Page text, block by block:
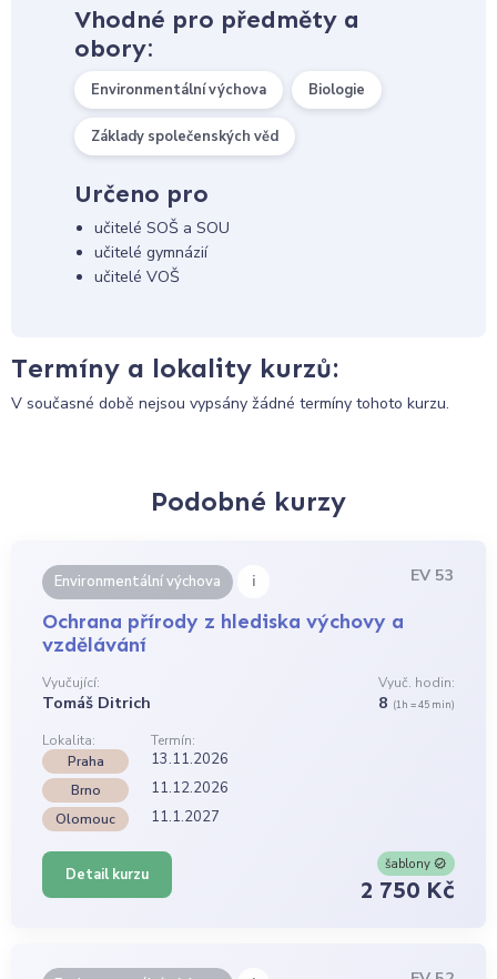
Vhodné pro předměty a
obory:
Environmentální výchova Biologie
Základy společenských věd
Určeno pro
učitelé SOŠ a SOU
učitelé gymnázií
učitelé VOŠ
Termíny a lokality kurzů:
V současné době nejsou vypsány žádné termíny tohoto kurzu.
Podobné kurzy
Environmentální výchova i EV 53
Ochrana přírody z hlediska výchovy a
vzdělávání
Vyučující:
Tomáš Ditrich
Vyuč. hodin:
8 (1h = 45 min)
Lokalita:
Termín:
Praha
13.11.2026
Brno 11.12.2026
Olomouc 11.1.2027
Detail kurzu
šablony
2 750 Kč